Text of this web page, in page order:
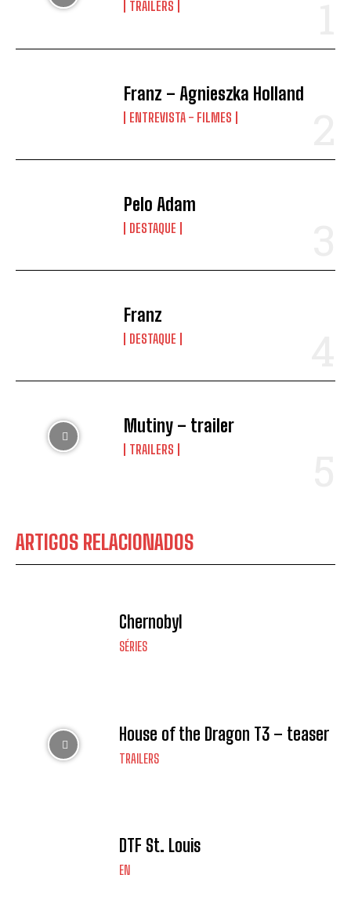
TRAILERS
Franz – Agnieszka Holland
ENTREVISTA - FILMES
Pelo Adam
DESTAQUE
Franz
DESTAQUE
Mutiny – trailer
TRAILERS
ARTIGOS RELACIONADOS
Chernobyl
SÉRIES
House of the Dragon T3 – teaser
TRAILERS
DTF St. Louis
EN